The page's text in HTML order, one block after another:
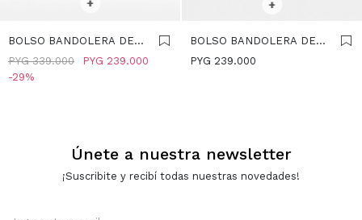
+
BOLSO BANDOLERA DE
NYLON CON CIERRE DE
SOLAPA - NEGRO
PYG 239.000
PYG 339.000
29
+
BOLSO BANDOLERA DE
TEXTURA SUAVE - ROJO
PYG 239.000
Únete a nuestra newsletter
¡Suscribite y recibí todas nuestras novedades!